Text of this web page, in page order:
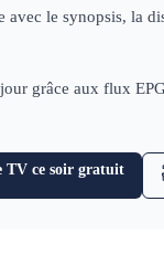
le synopsis, la
grâce aux flux
TV ce soir gratuit